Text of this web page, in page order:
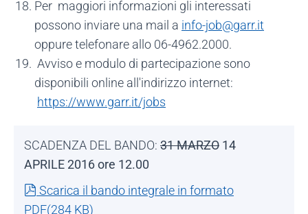
Per maggiori informazioni gli interessati
possono inviare una mail a info-job@garr.it
oppure telefonare allo 06-4962.2000.
Avviso e modulo di partecipazione sono
disponibili online all'indirizzo internet:
https://www.garr.it/jobs
SCADENZA DEL BANDO: 31 MARZO 14
APRILE 2016 ore 12.00
pdf
Scarica il bando integrale in formato
PDF(284 KB)